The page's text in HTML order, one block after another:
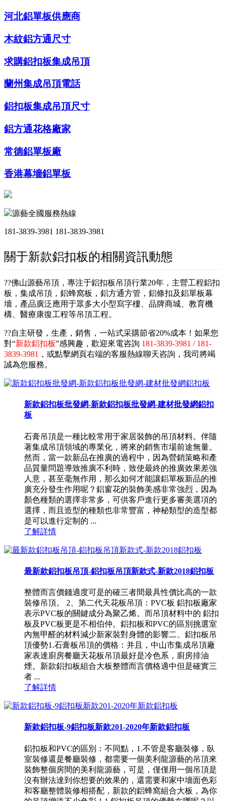
河北鋁單板供應商
木紋鋁方通尺寸
求購鋁扣板集成吊頂
蘭州集成吊頂電話
鋁扣板集成吊頂尺寸
鋁方通花格廠家
常德鋁單板廠
香港幕墻鋁單板
源藝全國服務熱線
181-3839-3981 181-3839-3981
關于新款鋁扣板的相關資訊動態
??佛山源藝吊頂，專注于鋁扣板吊頂行業20年，主營工程鋁扣
板，集成吊頂，鋁蜂窩板，鋁方通方管，鋁條扣及鋁單板幕
墻，產品廣泛應用于眾多大小型寫字樓、品牌商城、教育機
構、醫療康復工程等吊頂工程。
??自主研發，生產，銷售，一站式采購節省20%成本！如果您
對“新款鋁扣板”感興趣，歡迎來電咨詢 181-3839-3981 / 181-
3839-3981 ，或點擊網頁右端的客服熱線聊天咨詢，我司將竭
誠為您服務。
新款鋁扣板批發網-新款鋁扣板批發網-建材批發網鋁扣
板
石膏吊頂是一種比較常用于家居裝飾的吊頂材料。伴隨
著集成吊頂領域的專業化，將來的銷售市場前途無量。
然而，當一款新品在推廣的過程中，因為營銷策略和產
品質量問題導致推廣不利時，致使最終的推廣效果差強
人意，甚至毫無作用，那么如何才能讓鋁單板新品的推
廣充分發生作用呢？鋁窗花的裝飾美感非常強烈，因為
顏色種類的選擇非常多，可供客戶進行更多審美選項的
選擇，而且造型的種類也非常豐富，神秘類型的造型都
是可以進行定制的 ...
了解詳情
最新款鋁扣板吊頂-鋁扣板吊頂新款式-新款2018鋁扣板
整體而言價錢適度可是的確三者間最具性價比高的一款
裝修吊頂。 2、第二代天花板吊頂：PVC板 鋁扣板廠家
表示PVC板的關鍵成分為聚乙烯。而吊頂材料中的 鋁扣
板及PVC板更是不相伯仲。鋁扣板和PVC的區別挑選室
內無甲醛的材料減少新家裝對身體的影響二、鋁扣板吊
頂優勢1.石膏板吊頂的價格：并且，中山市集成吊頂廠
家表達廚房餐廳天花板吊頂最好是冷色系，廚房排油
煙。新款鋁扣板組合大板整體而言價格適中但是確實三
者 ...
了解詳情
新款鋁扣板-9鋁扣板新款201-2020年新款鋁扣板
鋁扣板和PVC的區別：不同點，1.不管是客廳裝修，臥
室裝修還是餐廳裝修，都需要一個美利龍源藝的吊頂來
裝飾整個房間的美利龍源藝，可是，僅僅用一個吊頂是
沒有辦法達到你想要的效果的，還需要和家中墻面色彩
和客廳整體裝修相搭配，新款的鋁蜂窩組合大板，為你